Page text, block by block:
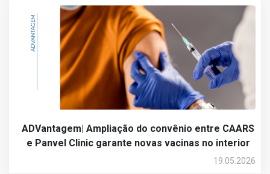
ADVantagem| Ampliação do convênio entre CAARS
e Panvel Clinic garante novas vacinas no interior
19.05.2026